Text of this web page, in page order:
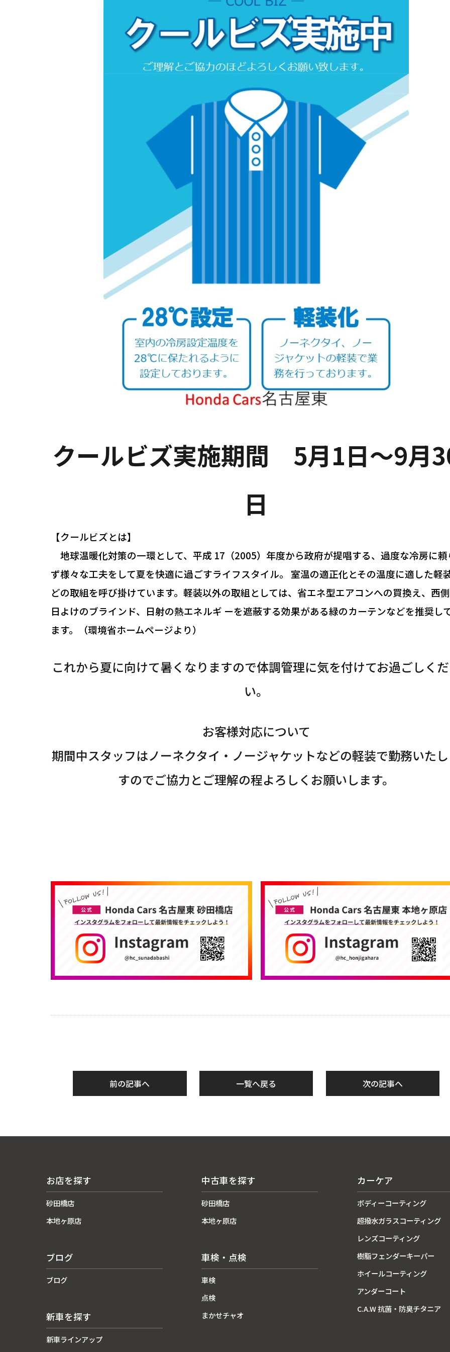
クールビズ実施期間 5月1日～9月
日
【クールビズとは】
地球温暖化対策の一環として、平成 17（2005）年度から政府が提唱する、過度な冷房に頼
ず様々な工夫をして夏を快適に過ごすライフスタイル。 室温の適正化とその温度に適した軽
どの取組を呼び掛けています。軽装以外の取組としては、省エネ型エアコンへの買換え、西
日よけのブラインド、日射の熱エネルギ ーを遮蔽する効果がある緑のカーテンなどを推奨し
ます。（環境省ホームページより）
これから夏に向けて暑くなりますので体調管理に気を付けてお過ごしく
い。
お客様対応について
期間中スタッフはノーネクタイ・ノージャケットなどの軽装で勤務いた
すのでご協力とご理解の程よろしくお願いします。
前の記事へ 一覧へ戻る 次の記事へ
お店を探す
砂田橋店
本地ヶ原店
ブログ
ブログ
新車を探す
新車ラインアップ
中古車を探す
砂田橋店
本地ヶ原店
車検・点検
車検
点検
まかせチャオ
カーケア
ボディーコーティング
超撥水ガラスコーティング
レンズコーティング
樹脂フェンダーキーパー
ホイールコーティング
アンダーコート
C.A.W 抗菌・防臭チタニア